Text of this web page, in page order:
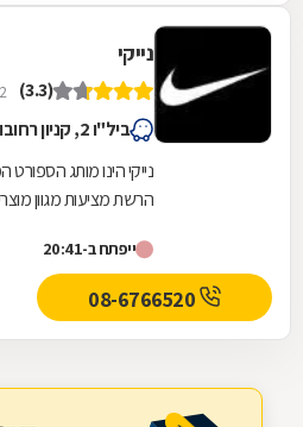
נייקי
(3.3) 2 דירוגים
ביל"ו 2, קניון רחובות
נייקי הינו מותג הספורט
הרשת מציעות מגוון
ייפתח ב-20:41